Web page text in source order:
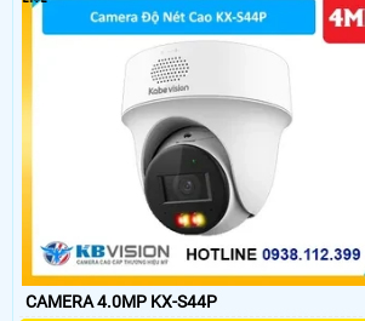
CAMERA 4.0MP KX-S44P